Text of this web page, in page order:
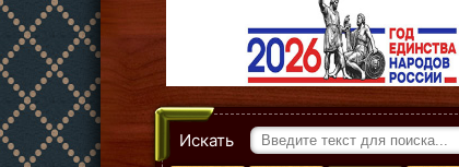
Искать